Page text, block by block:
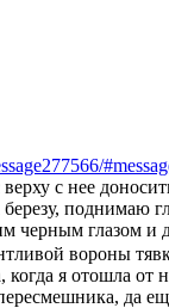
с нее
поднимаю
черным глазом и
вороны
я отошла от
да